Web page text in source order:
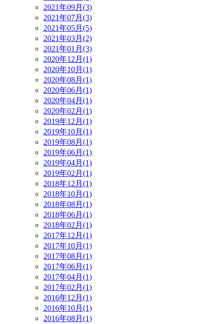
2021年09月(3)
2021年07月(3)
2021年05月(5)
2021年03月(2)
2021年01月(3)
2020年12月(1)
2020年10月(1)
2020年08月(1)
2020年06月(1)
2020年04月(1)
2020年02月(1)
2019年12月(1)
2019年10月(1)
2019年08月(1)
2019年06月(1)
2019年04月(1)
2019年02月(1)
2018年12月(1)
2018年10月(1)
2018年08月(1)
2018年06月(1)
2018年02月(1)
2017年12月(1)
2017年10月(1)
2017年08月(1)
2017年06月(1)
2017年04月(1)
2017年02月(1)
2016年12月(1)
2016年10月(1)
2016年08月(1)